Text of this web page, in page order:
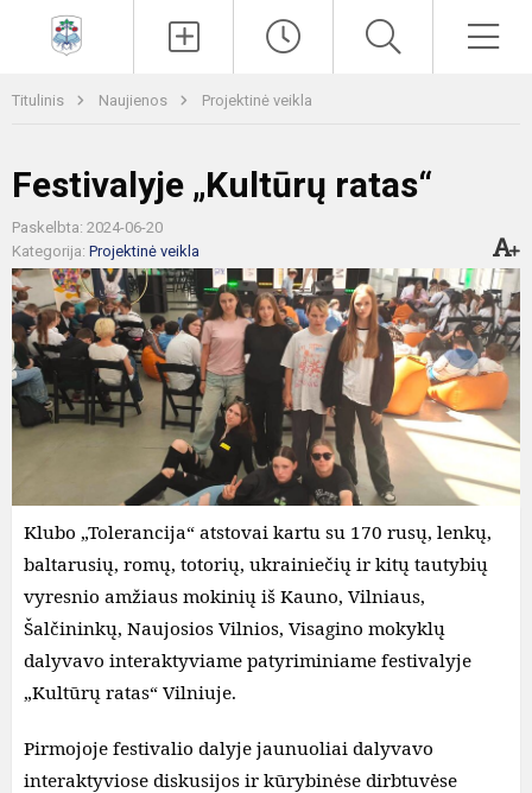
Titulinis Naujienos Projektinė veikla
Festivalyje „Kultūrų ratas“
Paskelbta: 2024-06-20
Kategorija: Projektinė veikla
Klubo „Tolerancija“ atstovai kartu su 170 rusų, lenkų,
baltarusių, romų, totorių, ukrainiečių ir kitų tautybių
vyresnio amžiaus mokinių iš Kauno, Vilniaus,
Šalčininkų, Naujosios Vilnios, Visagino mokyklų
dalyvavo interaktyviame patyriminiame festivalyje
„Kultūrų ratas“ Vilniuje.
Pirmojoje festivalio dalyje jaunuoliai dalyvavo
interaktyviose diskusijos ir kūrybinėse dirbtuvėse